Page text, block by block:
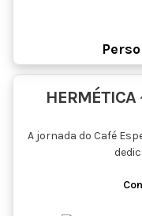
HERMÉTICA
A jornada do Café